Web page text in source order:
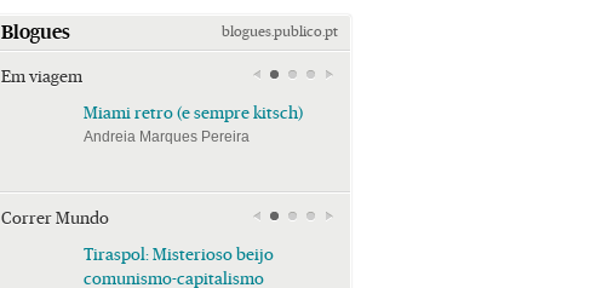
Blogues blogues.publico.pt
Em viagem
Miami retro (e sempre kitsch)
Andreia Marques Pereira
Correr Mundo
Tiraspol: Misterioso beijo
comunismo-capitalismo